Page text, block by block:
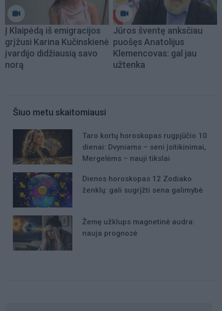
Į Klaipėdą iš emigracijos
grįžusi Karina Kučinskienė
įvardijo didžiausią savo
norą
Jūros šventę anksčiau
puošęs Anatolijus
Klemencovas: gal jau
užtenka
Šiuo metu skaitomiausi
Taro kortų horoskopas rugpjūčio 10
dienai: Dvyniams – seni įsitikinimai,
Mergelėms – nauji tikslai
Dienos horoskopas 12 Zodiako
ženklų: gali sugrįžti sena galimybė
Žemę užklups magnetinė audra:
nauja prognozė